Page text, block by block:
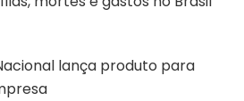
lança produto para